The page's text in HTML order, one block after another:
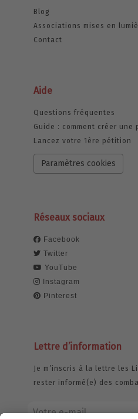
Blog
Associations mises en
Contact
Aide
Questions fréquentes
Guide : comment créer une
Lancez votre 1ère pétition
Paramètres cookies
Réseaux sociaux
Facebook
Twitter
YouTube
Instagram
Pinterest
Lettre d’information
Je m’inscris à la lettre les
rester informé(e) des